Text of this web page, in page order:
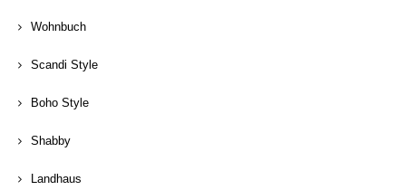
Wohnbuch
Scandi Style
Boho Style
Shabby
Landhaus